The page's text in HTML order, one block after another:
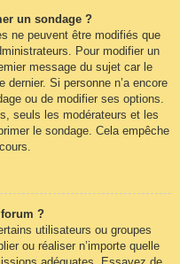
un sondage ?
ne peuvent être modifiés que
Pour modifier un
message du sujet car le
Si personne n’a encore
ou de modifier ses options.
seuls les modérateurs et les
le sondage. Cela empêche
?
utilisateurs ou groupes
ou réaliser n’importe quelle